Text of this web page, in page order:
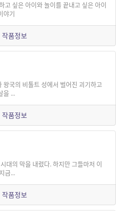
고 싶은 아이와 놀이를 끝내고 싶은 아이
야기
작품정보
왕국의 비톨트 성에서 벌어진 괴기하고
을 ...
작품정보
대의 막을 내렸다. 하지만 그들마저 이
금...
작품정보